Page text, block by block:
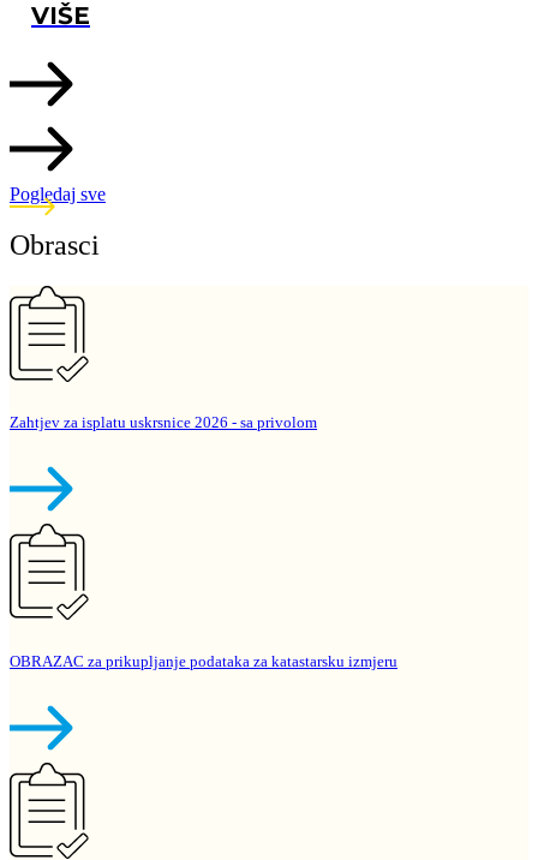
VIŠE
Pogledaj sve
Obrasci
Zahtjev za isplatu uskrsnice 2026 - sa privolom
OBRAZAC za prikupljanje podataka za katastarsku izmjeru